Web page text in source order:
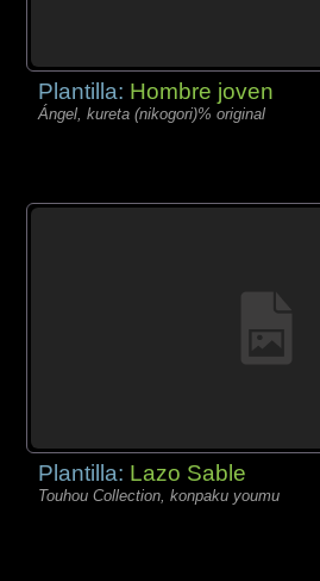
Plantilla: Hombre joven
Ángel, kureta (nikogori)% original
Plantilla: Lazo Sable
Touhou Collection, konpaku youmu